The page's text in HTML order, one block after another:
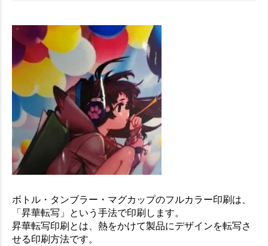
ボトル・タンブラー・マグカップのフルカラー印刷は、
「昇華転写」という手法で印刷します。
昇華転写印刷とは、熱をかけて製品にデザインを転写さ
せる印刷方法です。